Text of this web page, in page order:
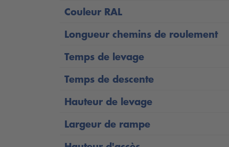
Les rampes d'accès peuvent être
Le SPRINTER Mobil 3200 - 1Ph est
Temps de levage : 17 secondes
Temps de descente : 11 secondes
Couleur RAL
Longueur chemins de roulement
Temps de levage
Temps de descente
Hauteur de levage
Largeur de rampe